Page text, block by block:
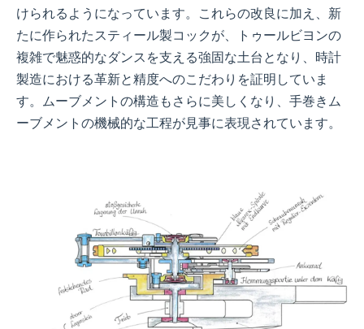
けられるようになっています。これらの改良に加え、新
たに作られたスティール製コックが、トゥールビヨンの
複雑で魅惑的なダンスを支える強固な土台となり、時計
製造における革新と精度へのこだわりを証明していま
す。ムーブメントの構造もさらに美しくなり、手巻きム
ーブメントの機械的な工程が見事に表現されています。